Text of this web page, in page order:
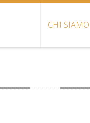
CHI SIAMO